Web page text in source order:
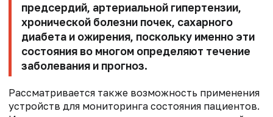
предсердий, артериальной гипертензии,
хронической болезни почек, сахарного
диабета и ожирения, поскольку именно эти
состояния во многом определяют течение
заболевания и прогноз.
Рассматривается также возможность применения
устройств для мониторинга состояния пациентов.